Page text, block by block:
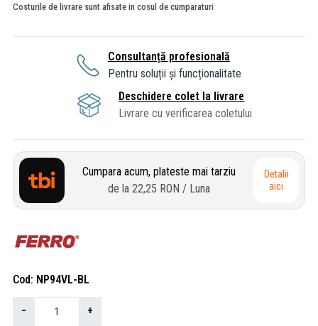
Costurile de livrare sunt afisate in cosul de cumparaturi
Consultanță profesională
Pentru soluții și funcționalitate
Deschidere colet la livrare
Livrare cu verificarea coletului
Cumpara acum, plateste mai tarziu
de la 22,25 RON / Luna
Detalii
aici
Cod NP94VL-BL
− +